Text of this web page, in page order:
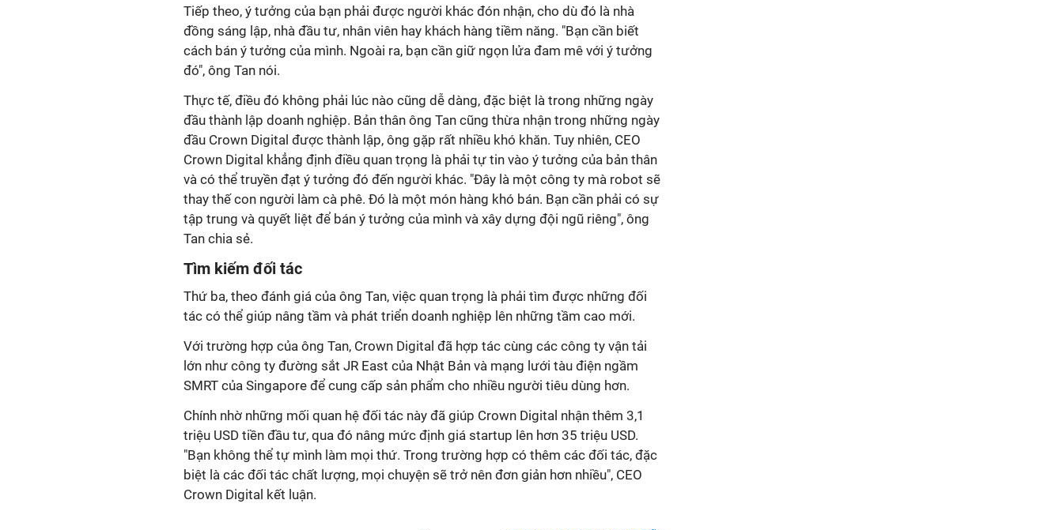
Tiếp theo, ý tưởng của bạn phải được người khác đón nhận, cho dù đó là nhà
đồng sáng lập, nhà đầu tư, nhân viên hay khách hàng tiềm năng. "Bạn cần biết
cách bán ý tưởng của mình. Ngoài ra, bạn cần giữ ngọn lửa đam mê với ý tưởng
đó", ông Tan nói.
Thực tế, điều đó không phải lúc nào cũng dễ dàng, đặc biệt là trong những ngày
đầu thành lập doanh nghiệp. Bản thân ông Tan cũng thừa nhận trong những ngày
đầu Crown Digital được thành lập, ông gặp rất nhiều khó khăn. Tuy nhiên, CEO
Crown Digital khẳng định điều quan trọng là phải tự tin vào ý tưởng của bản thân
và có thể truyền đạt ý tưởng đó đến người khác. "Đây là một công ty mà robot sẽ
thay thế con người làm cà phê. Đó là một món hàng khó bán. Bạn cần phải có sự
tập trung và quyết liệt để bán ý tưởng của mình và xây dựng đội ngũ riêng", ông
Tan chia sẻ.
Tìm kiếm đối tác
Thứ ba, theo đánh giá của ông Tan, việc quan trọng là phải tìm được những đối
tác có thể giúp nâng tầm và phát triển doanh nghiệp lên những tầm cao mới.
Với trường hợp của ông Tan, Crown Digital đã hợp tác cùng các công ty vận tải
lớn như công ty đường sắt JR East của Nhật Bản và mạng lưới tàu điện ngầm
SMRT của Singapore để cung cấp sản phẩm cho nhiều người tiêu dùng hơn.
Chính nhờ những mối quan hệ đối tác này đã giúp Crown Digital nhận thêm 3,1
triệu USD tiền đầu tư, qua đó nâng mức định giá startup lên hơn 35 triệu USD.
"Bạn không thể tự mình làm mọi thứ. Trong trường hợp có thêm các đối tác, đặc
biệt là các đối tác chất lượng, mọi chuyện sẽ trở nên đơn giản hơn nhiều", CEO
Crown Digital kết luận.